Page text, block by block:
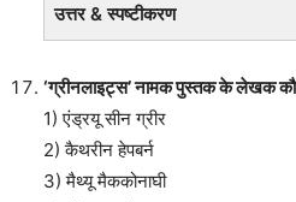
उत्तर & स्पष्टीकरण
‘ग्रीनलाइट्स’ नामक पुस्तक के लेखक
1) एंड्रयू सीन ग्रीर
2) कैथरीन हेपबर्न
3) मैथ्यू मैककोनाघी